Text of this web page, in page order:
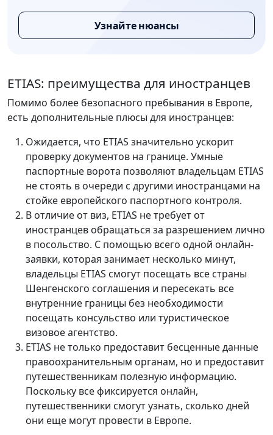
Узнайте нюансы
ETIAS: преимущества для иностранцев
Помимо более безопасного пребывания в Европе,
есть дополнительные плюсы для иностранцев:
Ожидается, что ETIAS значительно ускорит
проверку документов на границе. Умные
паспортные ворота позволяют владельцам ETIAS
не стоять в очереди с другими иностранцами на
стойке европейского паспортного контроля.
В отличие от виз, ETIAS не требует от
иностранцев обращаться за разрешением лично
в посольство. С помощью всего одной онлайн-
заявки, которая занимает несколько минут,
владельцы ETIAS смогут посещать все страны
Шенгенского соглашения и пересекать все
внутренние границы без необходимости
посещать консульство или туристическое
визовое агентство.
ETIAS не только предоставит бесценные данные
правоохранительным органам, но и предоставит
путешественникам полезную информацию.
Поскольку все фиксируется онлайн,
путешественники смогут узнать, сколько дней
они еще могут провести в Европе.